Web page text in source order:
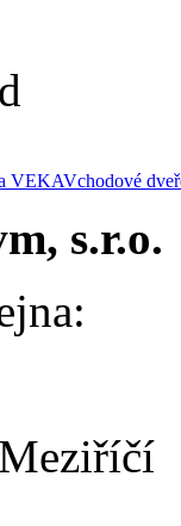
VEKAVchodové
s.r.o.